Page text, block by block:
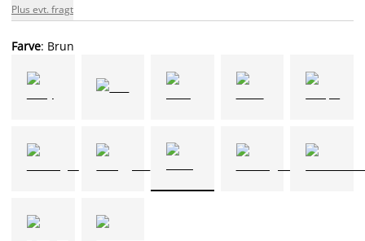
Plus evt. fragt
Farve: Brun